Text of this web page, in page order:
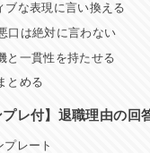
ブな表現に言い換える
口は絶対に言わない
と一貫性を持たせる
とめる
プレ付】退職理由の回
プレート